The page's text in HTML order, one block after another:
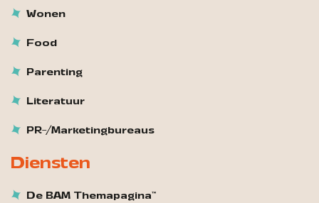
Wonen
Food
Parenting
Literatuur
PR-/Marketingbureaus
Diensten
De BAM Themapagina™